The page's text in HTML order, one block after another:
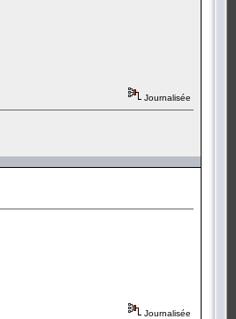
Journalisée
Journalisée